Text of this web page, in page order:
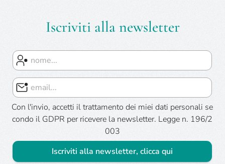
Iscriviti alla newsletter
Con l'invio, accetti il trattamento dei miei dati personali se
condo il GDPR per ricevere la newsletter. Legge n. 196/2
003
Iscriviti alla newsletter, clicca qui